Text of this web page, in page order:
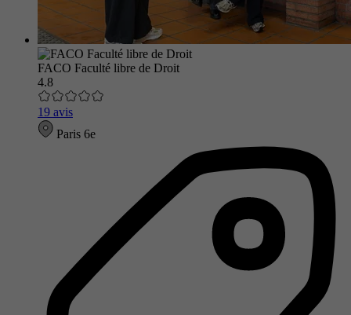
FACO Faculté libre de Droit
4.8
19 avis
Paris 6e